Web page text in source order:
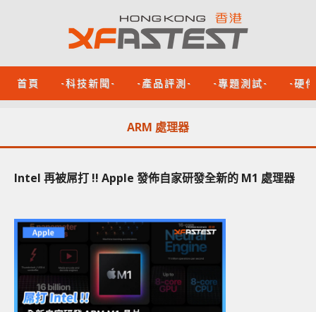
首頁 -科技新聞- -產品評測- -專題測試- -硬
ARM 處理器
Intel 再被屌打 !! Apple 發佈自家研發全新的 M1 處理器